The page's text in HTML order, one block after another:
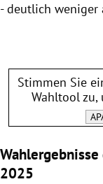
- deutlich weniger
Stimmen Sie
Wahltoolzu,
2025